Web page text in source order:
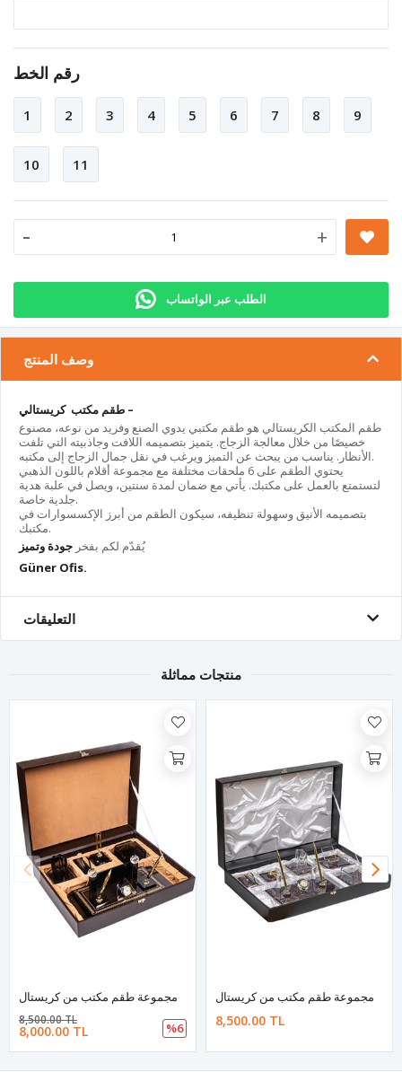
رقم الخط
1 2 3 4 5 6 7 8 9
10 11
- +
الطلب عبر الواتساب
وصف المنتج
طقم مكتب كريستالي –
طقم المكتب الكريستالي هو طقم مكتبي يدوي الصنع وفريد من نوعه، مصنوع
خصيصًا من خلال معالجة الزجاج. يتميز بتصميمه اللافت وجاذبيته التي تلفت
الأنظار. يناسب من يبحث عن التميز ويرغب في نقل جمال الزجاج إلى مكتبه.
يحتوي الطقم على 6 ملحقات مختلفة مع مجموعة أقلام باللون الذهبي
لتستمتع بالعمل على مكتبك. يأتي مع ضمان لمدة سنتين، ويصل في علبة هدية
جلدية خاصة.
بتصميمه الأنيق وسهولة تنظيفه، سيكون الطقم من أبرز الإكسسوارات في
مكتبك.
يُقدّم لكم بفخر
Güner Ofis.
التعليقات
منتجات مماثلة
مجموعة طقم مكتب من كريستال
8,000.00 TL
8,500.00 TL
%6
مجموعة طقم مكتب من كريستال
8,500.00 TL